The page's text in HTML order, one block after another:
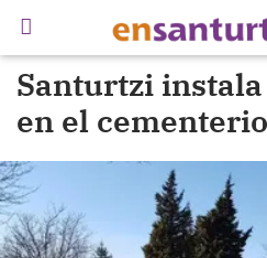
Santurtzi
en el